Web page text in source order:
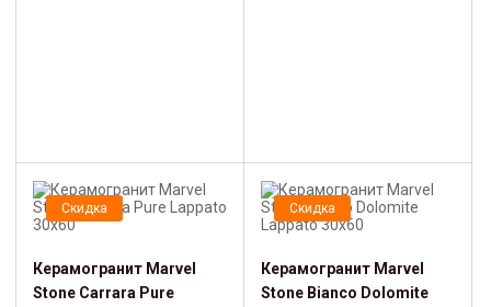
Скидка
Керамогранит Marvel
Stone Carrara Pure
Скидка
Керамогранит Marvel
Stone Bianco Dolomite